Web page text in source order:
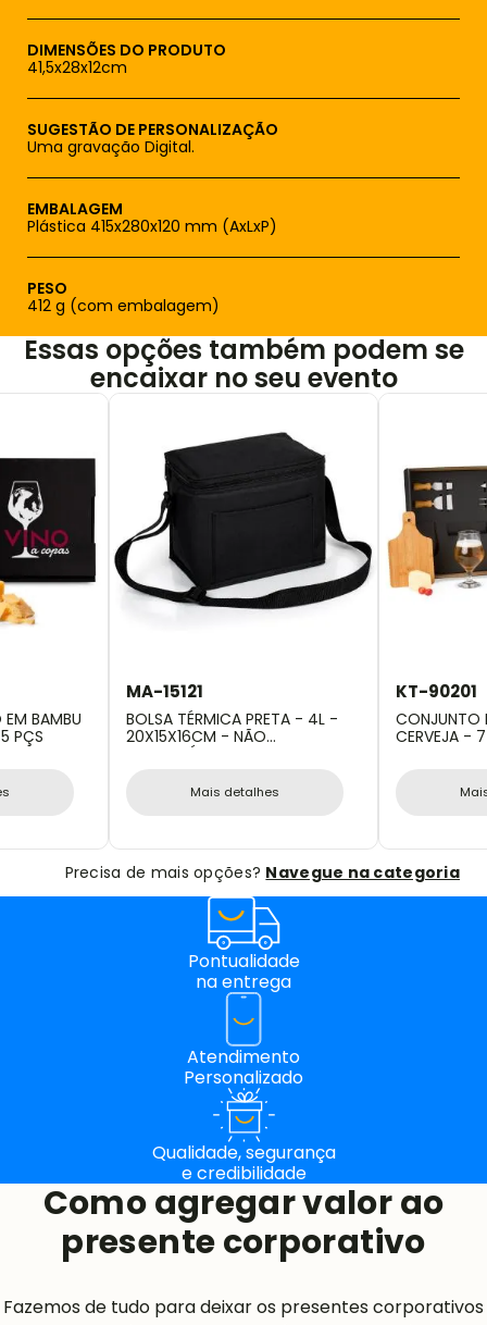
DIMENSÕES DO PRODUTO
41,5x28x12cm
SUGESTÃO DE PERSONALIZAÇÃO
Uma gravação Digital.
EMBALAGEM
Plástica 415x280x120 mm (AxLxP)
PESO
412 g (com embalagem)
Essas opções também podem se
encaixar no seu evento
BAMBU
PÇS
MA-15121
BOLSA TÉRMICA PRETA - 4L -
20X15X16CM - NÃO
IMPERMEÁVEL
Mais detalhes
KT-90201
CONJUNTO
CERVEJA -
Precisa de mais opções? Navegue na categoria
Pontualidade
na entrega
Atendimento
Personalizado
Qualidade, segurança
e credibilidade
Como agregar valor ao
presente corporativo
Fazemos de tudo para deixar os presentes corporativos